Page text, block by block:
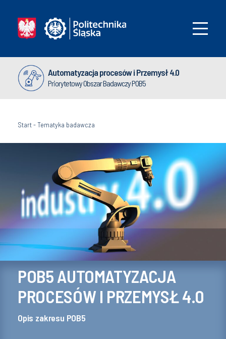
Automatyzacja procesów i Przemysł 4.0
Priorytetowy Obszar Badawczy POB5
Start-Tematyka badawcza
POB5 AUTOMATYZACJA
PROCESÓW I PRZEMYSŁ 4.0
Opis zakresu POB5